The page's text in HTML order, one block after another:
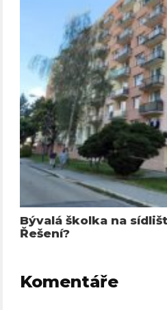
Bývalá školka na
Řešení?
Komentáře